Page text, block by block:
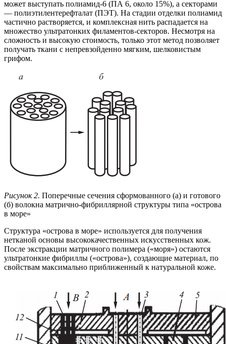
может выступать полиамид-6 (ПА 6, около 15%), а секторами
— полиэтилентерефталат (ПЭТ). На стадии отделки полиамид
частично растворяется, и комплексная нить распадается на
множество ультратонких филаментов-секторов. Несмотря на
сложность и высокую стоимость, только этот метод позволяет
получать ткани с непревзойденно мягким, шелковистым
грифом.
Рисунок 2. Поперечные сечения сформованного (а) и готового
(б) волокна матрично-фибриллярной структуры типа «острова
в море»
Структура «острова в море» используется для получения
нетканой основы высококачественных искусственных кож.
После экстракции матричного полимера («моря») остаются
ультратонкие фибриллы («острова»), создающие материал, по
свойствам максимально приближенный к натуральной коже.